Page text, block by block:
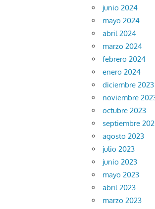
junio 2024
mayo 2024
abril 2024
marzo 2024
febrero 2024
enero 2024
diciembre 2023
noviembre
octubre 2023
septiembre
agosto 2023
julio 2023
junio 2023
mayo 2023
abril 2023
marzo 2023